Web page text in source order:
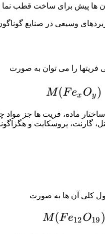
وسیعی در صنایع
فریتها را می توان به صورت
ماده، فریت ها جز مواد
گارنت، پروسکایت و
کلی آن ها به صورت